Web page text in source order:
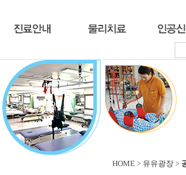
HOME > 유유광장 >